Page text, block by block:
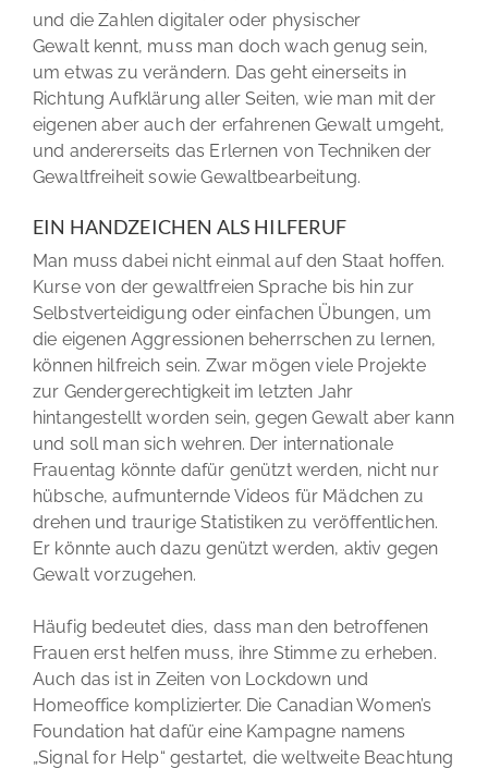
und die Zahlen digitaler oder physischer
Gewalt kennt, muss man doch wach genug sein,
um etwas zu verändern. Das geht einerseits in
Richtung Aufklärung aller Seiten, wie man mit der
eigenen aber auch der erfahrenen Gewalt umgeht,
und andererseits das Erlernen von Techniken der
Gewaltfreiheit sowie Gewaltbearbeitung.
EIN HANDZEICHEN ALS HILFERUF
Man muss dabei nicht einmal auf den Staat hoffen.
Kurse von der gewaltfreien Sprache bis hin zur
Selbstverteidigung oder einfachen Übungen, um
die eigenen Aggressionen beherrschen zu lernen,
können hilfreich sein. Zwar mögen viele Projekte
zur Gendergerechtigkeit im letzten Jahr
hintangestellt worden sein, gegen Gewalt aber kann
und soll man sich wehren. Der internationale
Frauentag könnte dafür genützt werden, nicht nur
hübsche, aufmunternde Videos für Mädchen zu
drehen und traurige Statistiken zu veröffentlichen.
Er könnte auch dazu genützt werden, aktiv gegen
Gewalt vorzugehen.
Häufig bedeutet dies, dass man den betroffenen
Frauen erst helfen muss, ihre Stimme zu erheben.
Auch das ist in Zeiten von Lockdown und
Homeoffice komplizierter. Die Canadian Women’s
Foundation hat dafür eine Kampagne namens
„Signal for Help“ gestartet, die weltweite Beachtung